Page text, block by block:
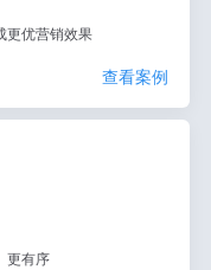
更优营销效果
查看案例
更有序